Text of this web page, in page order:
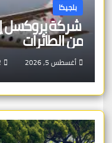
بلجيكا
شركة بروكسل
من الطائرات
أغسطس 5, 2026